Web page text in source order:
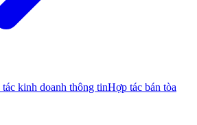
kinh doanh thông tinHợp tác bán tòa